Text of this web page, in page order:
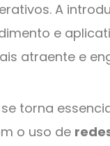
A
e
atraente e
torna
o uso de